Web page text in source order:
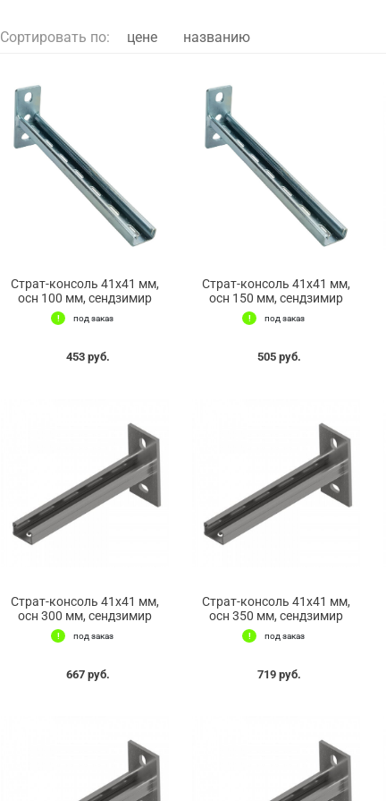
Сортировать по: цене названию
Страт-консоль 41х41 мм,
осн 100 мм, сендзимир
под заказ
453 руб.
Страт-консоль 41х41 мм,
осн 150 мм, сендзимир
под заказ
505 руб.
Страт-консоль 41х41 мм,
осн 300 мм, сендзимир
под заказ
667 руб.
Страт-консоль 41х41 мм,
осн 350 мм, сендзимир
под заказ
719 руб.